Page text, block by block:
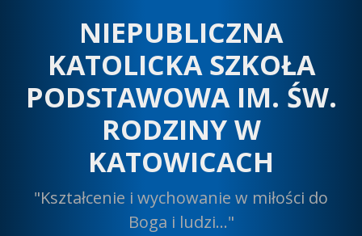
NIEPUBLICZNA
KATOLICKA SZKOŁA
PODSTAWOWA IM. ŚW.
RODZINY W
KATOWICACH
"Kształcenie i wychowanie w miłości do
Boga i ludzi…"